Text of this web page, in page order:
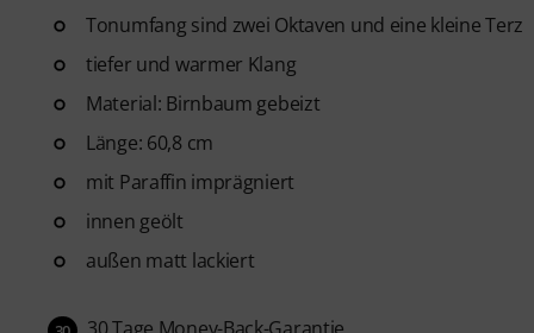
Tonumfang sind zwei Oktaven und eine kleine Terz
tiefer und warmer Klang
Material: Birnbaum gebeizt
Länge: 60,8 cm
mit Paraffin imprägniert
innen geölt
außen matt lackiert